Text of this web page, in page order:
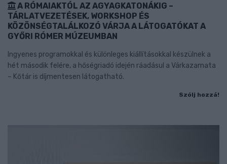
A RÓMAIAKTÓL AZ AGYAGKATONÁKIG –
TÁRLATVEZETÉSEK, WORKSHOP ÉS
KÖZÖNSÉGTALÁLKOZÓ VÁRJA A LÁTOGATÓKAT A
GYŐRI RÓMER MÚZEUMBAN
Ingyenes programokkal és különleges kiállításokkal készülnek a
hét második felére, a hőségriadó idején ráadásul a Várkazamata
– Kőtár is díjmentesen látogatható.
Szólj hozzá!